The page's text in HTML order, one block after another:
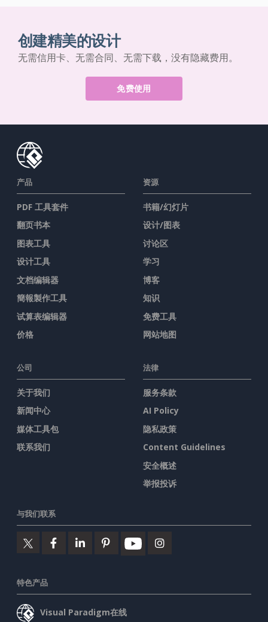
创建精美的设计
无需信用卡、无需合同、无需下载，没有隐藏费用。
免费使用
产品
PDF 工具套件
翻页书本
图表工具
设计工具
文档编辑器
簡報製作工具
试算表编辑器
价格
资源
书籍/幻灯片
设计/图表
讨论区
学习
博客
知识
免费工具
网站地图
公司
关于我们
新闻中心
媒体工具包
联系我们
法律
服务条款
AI Policy
隐私政策
Content Guidelines
安全概述
举报投诉
与我们联系
特色产品
Visual Paradigm在线